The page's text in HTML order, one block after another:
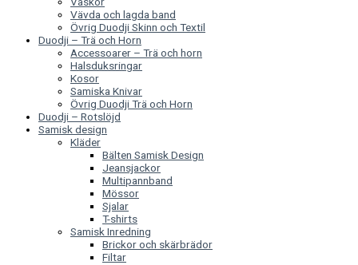
Vävda och lagda band
Övrig Duodji Skinn och Textil
Duodji – Trä och Horn
Accessoarer – Trä och horn
Halsduksringar
Kosor
Samiska Knivar
Övrig Duodji Trä och Horn
Duodji – Rotslöjd
Samisk design
Kläder
Bälten Samisk Design
Jeansjackor
Multipannband
Mössor
Sjalar
T-shirts
Samisk Inredning
Brickor och skärbrädor
Filtar